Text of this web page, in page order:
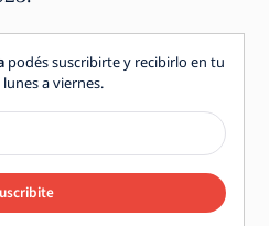
podés suscribirte y recibirlo en tu
a viernes.